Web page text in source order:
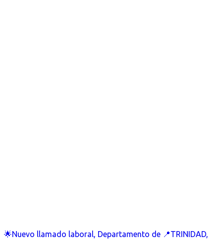
🌟Nuevo llamado laboral, Departamento de 📍TRINIDAD,